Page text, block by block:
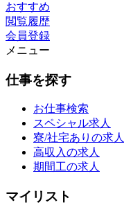
おすすめ
閲覧履歴
会員登録
メニュー
仕事を探す
お仕事検索
スペシャル求人
寮/社宅ありの求人
高収入の求人
期間工の求人
マイリスト